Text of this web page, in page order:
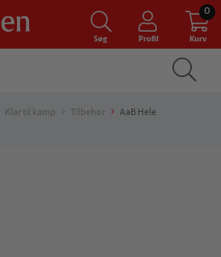
Søg Profil Kurv
0
Klar til kamp Tilbehør
AaB Hele